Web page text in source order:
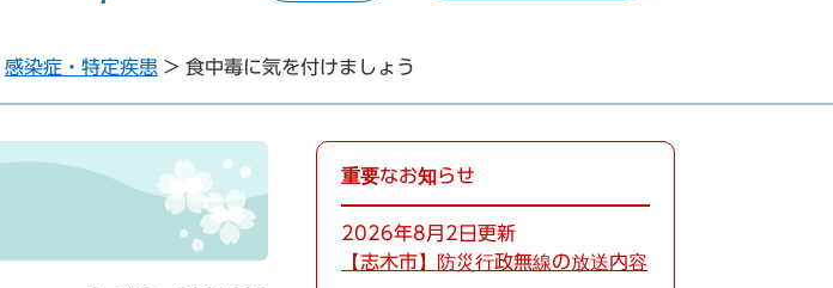
感染症・特定疾患 > 食中毒に気を付けましょう
重要なお知らせ
2026年8月2日更新
【志木市】防災行政無線の放送内容